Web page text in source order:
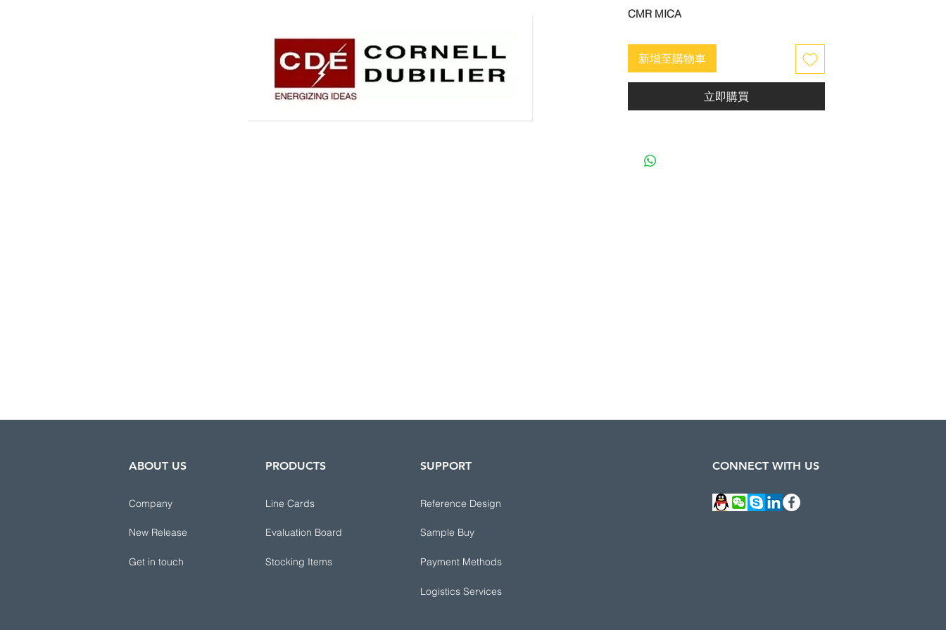
CMR MICA
新增至購物車
立即購買
ABOUT US
Company
New Release
Get in touch
PRODUCTS
Line Cards
Evaluation Board
Stocking Items
SUPPORT
Reference Design
Sample Buy
Payment Methods
CONNECT WITH US
Logistics Services